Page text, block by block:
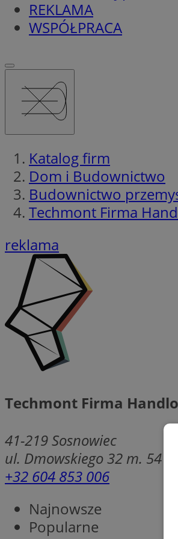
REKLAMA
WSPÓŁPRACA
Katalog firm
Dom i Budownictwo
Budownictwo
Techmont Firma
reklama
Techmont Firma
41-219Sosnowiec
ul. Dmowskiego 32 m. 54
+32 604 853 006
Najnowsze
Popularne